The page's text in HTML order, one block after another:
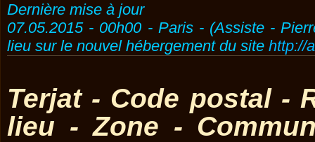
Dernière mise à jour
07.05.2015 - 00h00 - Paris - (Assiste -
lieu sur le nouvel hébergement du site http://
Terjat - Code postal -
lieu - Zone -